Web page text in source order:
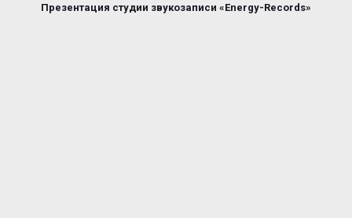
Презентация студии звукозаписи «Energy-Records»